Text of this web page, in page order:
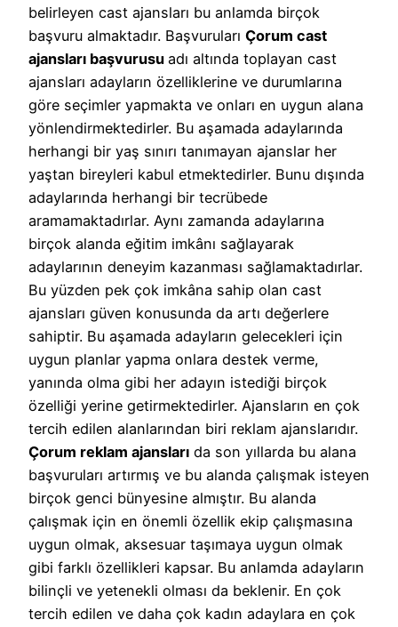
belirleyen cast ajansları bu anlamda birçok
başvuru almaktadır. Başvuruları Çorum cast
ajansları başvurusu adı altında toplayan cast
ajansları adayların özelliklerine ve durumlarına
göre seçimler yapmakta ve onları en uygun alana
yönlendirmektedirler. Bu aşamada adaylarında
herhangi bir yaş sınırı tanımayan ajanslar her
yaştan bireyleri kabul etmektedirler. Bunu dışında
adaylarında herhangi bir tecrübede
aramamaktadırlar. Aynı zamanda adaylarına
birçok alanda eğitim imkânı sağlayarak
adaylarının deneyim kazanması sağlamaktadırlar.
Bu yüzden pek çok imkâna sahip olan cast
ajansları güven konusunda da artı değerlere
sahiptir. Bu aşamada adayların gelecekleri için
uygun planlar yapma onlara destek verme,
yanında olma gibi her adayın istediği birçok
özelliği yerine getirmektedirler. Ajansların en çok
tercih edilen alanlarından biri reklam ajanslarıdır.
Çorum reklam ajansları da son yıllarda bu alana
başvuruları artırmış ve bu alanda çalışmak isteyen
birçok genci bünyesine almıştır. Bu alanda
çalışmak için en önemli özellik ekip çalışmasına
uygun olmak, aksesuar taşımaya uygun olmak
gibi farklı özellikleri kapsar. Bu anlamda adayların
bilinçli ve yetenekli olması da beklenir. En çok
tercih edilen ve daha çok kadın adaylara en çok